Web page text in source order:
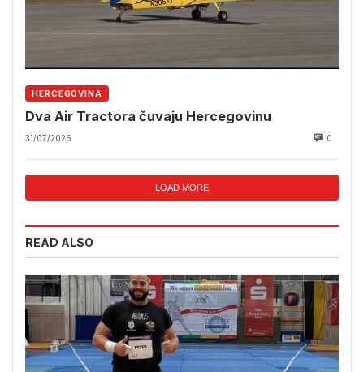
HERCEGOVINA
Dva Air Tractora čuvaju Hercegovinu
31/07/2026 0
LOAD MORE
READ ALSO